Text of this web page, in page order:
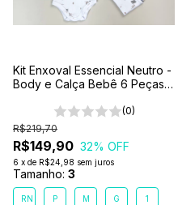
Kit Enxoval Essencial Neutro -
Body e Calça Bebê 6 Peças
(0)
R$149,90
R$219,70
32% OFF
6 x de R$24,98 sem juros
Tamanho: 3
RN P M G 1